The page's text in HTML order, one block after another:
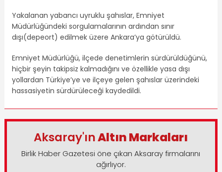
Yakalanan yabancı uyruklu şahıslar, Emniyet
Müdürlüğündeki sorgulamalarının ardından sınır
dışı(depeort) edilmek üzere Ankara’ya götürüldü.
Emniyet Müdürlüğü, ilçede denetimlerin sürdürüldüğünü,
hiçbir şeyin takipsiz kalmadığını ve özellikle yasa dışı
yollardan Türkiye’ye ve ilçeye gelen şahıslar üzerindeki
hassasiyetin sürdürüleceği kaydedildi.
Aksaray'ınAltın Markaları
Birlik Haber Gazetesi öne çıkan Aksaray firmalarını
ağırlıyor.